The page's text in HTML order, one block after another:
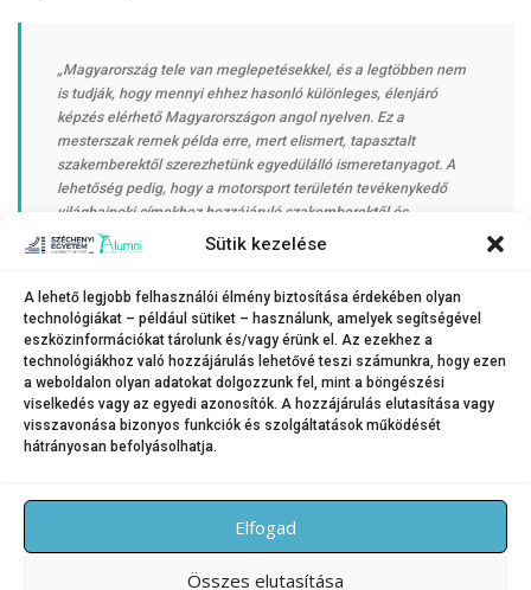
Sütik kezelése
A lehető legjobb felhasználói élmény biztosítása érdekében olyan
technológiákat – például sütiket – használunk, amelyek segítségével
eszközinformációkat tárolunk és/vagy érünk el. Az ezekhez a
technológiákhoz való hozzájárulás lehetővé teszi számunkra, hogy ezen
a weboldalon olyan adatokat dolgozzunk fel, mint a böngészési
viselkedés vagy az egyedi azonosítók. A hozzájárulás elutasítása vagy
visszavonása bizonyos funkciók és szolgáltatások működését
hátrányosan befolyásolhatja.
Elfogad
Összes elutasítása
„Magyarország tele van meglepetésekkel, és a legtöbben nem
is tudják, hogy mennyi ehhez hasonló különleges, élenjáró
képzés elérhető Magyarországon angol nyelven. Ez a
mesterszak remek példa erre, mert elismert, tapasztalt
szakemberektől szerezhetünk egyedülálló ismeretanyagot. A
lehetőség pedig, hogy a motorsport területén tevékenykedő
világbajnoki címekhez hozzájáruló szakemberektől és
csapatoktól tanulhatunk egyenesen fantasztikus”
– tette hozzá.
A mesterszak legközelebb is keresztfélévben, azaz 2026. februárban
indul. A képzés tájékoztató oldalaitt található.
KATEGÓRIA:HÍREK